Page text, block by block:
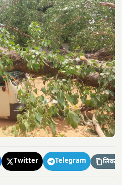
Twitter Telegram लिंक